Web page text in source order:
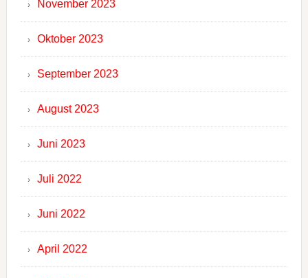
November 2023
Oktober 2023
September 2023
August 2023
Juni 2023
Juli 2022
Juni 2022
April 2022